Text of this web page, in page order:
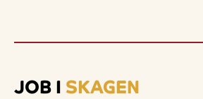
JOB I SKAGEN